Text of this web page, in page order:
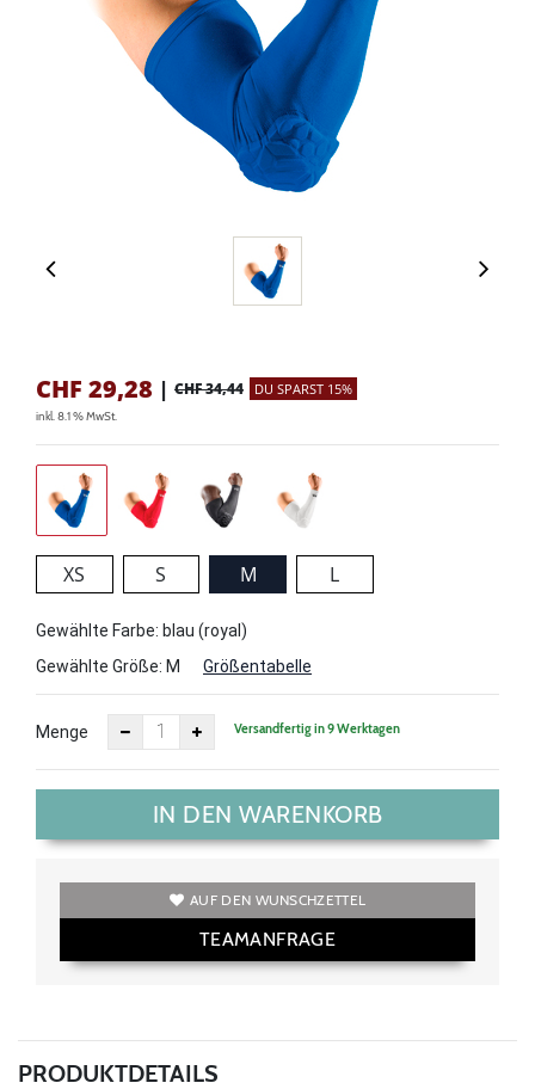
CHF 29,28 | CHF 34,44 DU SPARST 15%
inkl. 8.1 % MwSt.
XS S M L
Gewählte Farbe: blau (royal)
Gewählte Größe: M Größentabelle
Menge Versandfertig in 9 Werktagen
IN DEN WARENKORB
AUF DEN WUNSCHZETTEL
TEAMANFRAGE
PRODUKTDETAILS